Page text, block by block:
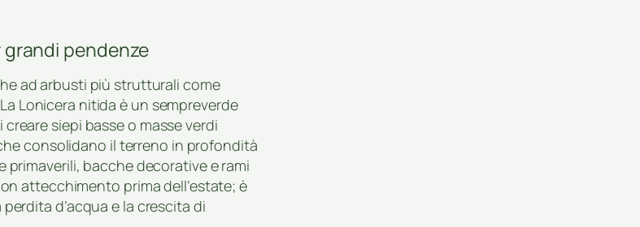
pendenze
ad arbusti più strutturali come
Lonicera nitida è un sempreverde
siepi basse o masse verdi
consolidano il terreno in profondità
bacche decorative e rami
attecchimento prima dell’estate; è
d’acqua e la crescita di